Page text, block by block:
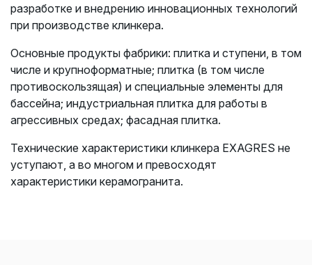
разработке и внедрению инновационных технологий
при производстве клинкера.
Основные продукты фабрики: плитка и ступени, в том
числе и крупноформатные; плитка (в том числе
противоскользящая) и специальные элементы для
бассейна; индустриальная плитка для работы в
агрессивных средах; фасадная плитка.
Технические характеристики клинкера EXAGRES не
уступают, а во многом и превосходят
характеристики керамогранита.